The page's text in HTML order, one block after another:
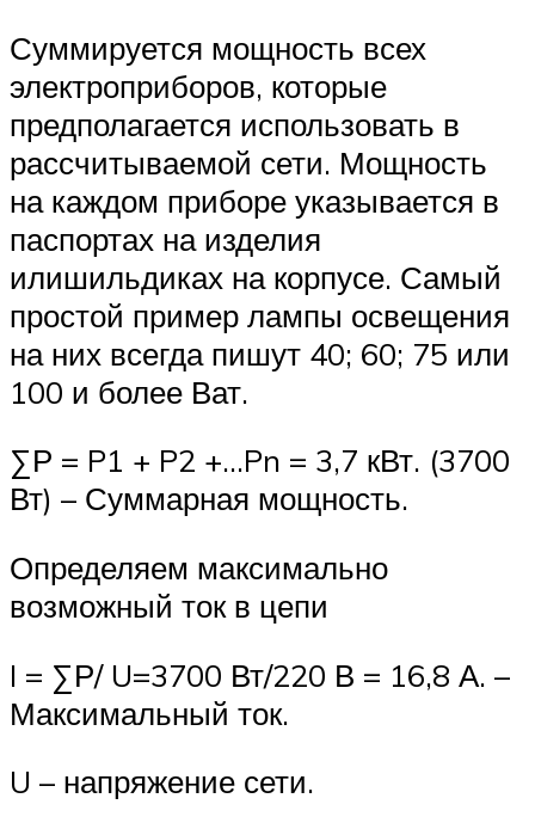
Суммируется мощность всех
электроприборов, которые
предполагается использовать в
рассчитываемой сети. Мощность
на каждом приборе указывается в
паспортах на изделия
илишильдиках на корпусе. Самый
простой пример лампы освещения
на них всегда пишут 40; 60; 75 или
100 и более Ват.
∑Р = P1 + P2 +…Pn = 3,7 кВт. (3700
Вт) – Суммарная мощность.
Определяем максимально
возможный ток в цепи
I = ∑Р/ U=3700 Вт/220 В = 16,8 А. –
Максимальный ток.
U – напряжение сети.